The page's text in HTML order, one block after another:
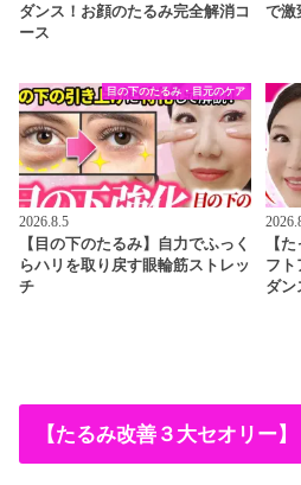
ダンス！お顔のたるみ完全解消コ
ース
で激
目の下のたるみ・目元のケア
2026.8.5
【目の下のたるみ】自力でふっく
らハリを取り戻す眼輪筋ストレッ
チ
【
フト
ダン
【たるみ改善３大セオリー】